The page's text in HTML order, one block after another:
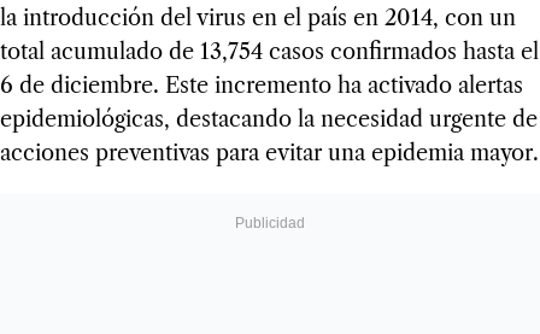
la introducción del virus en el país en 2014, con un
total acumulado de 13,754 casos confirmados hasta el
6 de diciembre. Este incremento ha activado alertas
epidemiológicas, destacando la necesidad urgente de
acciones preventivas para evitar una epidemia mayor.